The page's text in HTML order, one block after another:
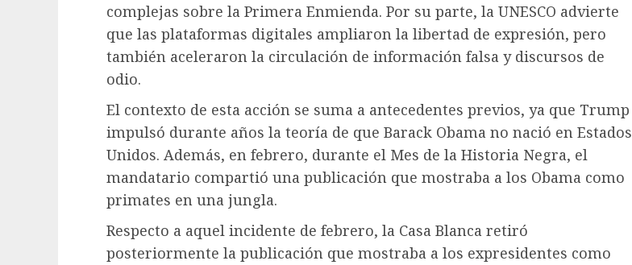
complejas sobre la Primera Enmienda. Por su parte, la UNESCO advierte
que las plataformas digitales ampliaron la libertad de expresión, pero
también aceleraron la circulación de información falsa y discursos de
odio.
El contexto de esta acción se suma a antecedentes previos, ya que Trump
impulsó durante años la teoría de que Barack Obama no nació en Estados
Unidos. Además, en febrero, durante el Mes de la Historia Negra, el
mandatario compartió una publicación que mostraba a los Obama como
primates en una jungla.
Respecto a aquel incidente de febrero, la Casa Blanca retiró
posteriormente la publicación que mostraba a los expresidentes como